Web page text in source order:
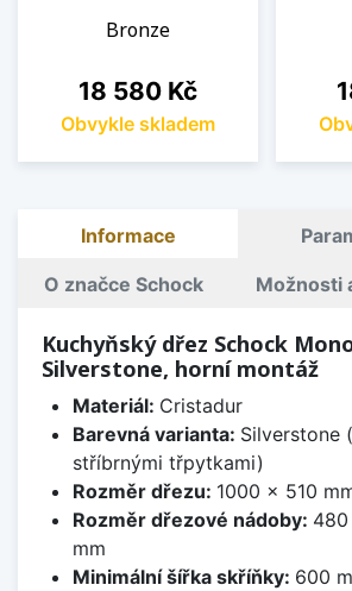
Bronze
Cena
18 580 Kč
Obvykle skladem
Informace
O značce Schock Možnosti
Kuchyňský dřez Schock
Silverstone, horní montáž
Materiál: Cristadur
Barevná varianta: Silverstone
stříbrnými třpytkami)
Rozměr dřezu: 1000 x 510
Rozměr dřezové nádoby:
mm
Minimální šířka skříňky: 600